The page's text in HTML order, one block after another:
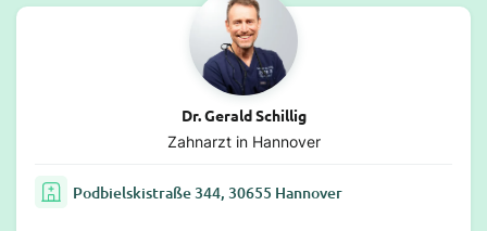
Dr. Gerald Schillig
Zahnarzt in Hannover
Podbielskistraße 344, 30655 Hannover